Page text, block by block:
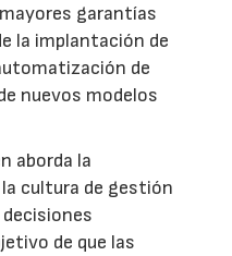
garantías
la implantación de
de
nuevos modelos
aborda la
cultura de gestión
de que las